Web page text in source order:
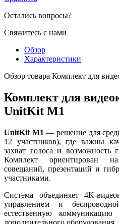
Остались вопросы?
Свяжитесь с нами
Обзор
Характеристики
Обзор товара Комплект для
Комплект для
UnitKit M1
UnitKit M1 — решение для
12 участников), где важны
захват голоса и возможность
Комплект ориентирован
совещаний, презентаций и
участниками.
Система объединяет 4K-
управлением и
естественную
дополнительного оборудования.